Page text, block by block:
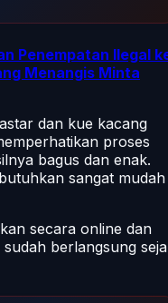
Penempatan Ilegal
Menangis Minta
dan kue kacang
proses
bagus dan enak.
sangat mudah
secara online dan
berlangsung